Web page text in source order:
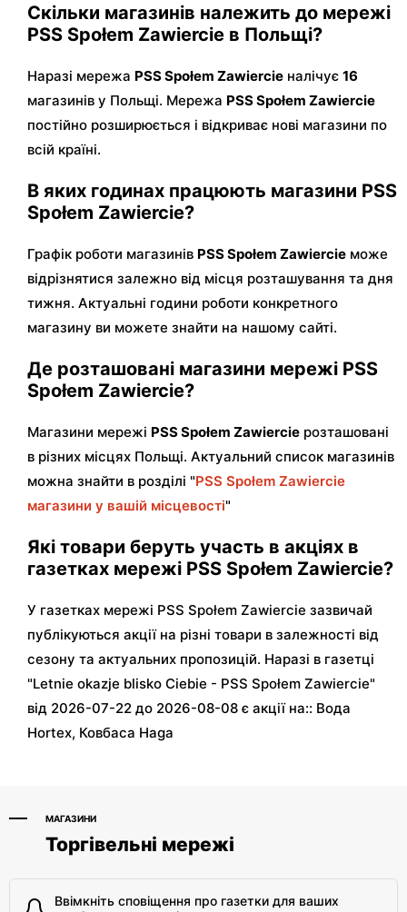
Скільки магазинів належить до мережі
PSS Społem Zawiercie в Польщі?
Наразі мережа PSS Społem Zawiercie налічує 16
магазинів у Польщі. Мережа PSS Społem Zawiercie
постійно розширюється і відкриває нові магазини по
всій країні.
В яких годинах працюють магазини PSS
Społem Zawiercie?
Графік роботи магазинів PSS Społem Zawiercie може
відрізнятися залежно від місця розташування та дня
тижня. Актуальні години роботи конкретного
магазину ви можете знайти на нашому сайті.
Де розташовані магазини мережі PSS
Społem Zawiercie?
Магазини мережі PSS Społem Zawiercie розташовані
в різних місцях Польщі. Актуальний список магазинів
можна знайти в розділі "PSS Społem Zawiercie
магазини у вашій місцевості"
Які товари беруть участь в акціях в
газетках мережі PSS Społem Zawiercie?
У газетках мережі PSS Społem Zawiercie зазвичай
публікуються акції на різні товари в залежності від
сезону та актуальних пропозицій. Наразі в газетці
"Letnie okazje blisko Ciebie - PSS Społem Zawiercie"
від 2026-07-22 до 2026-08-08 є акції на:: Вода
Hortex, Ковбаса Haga
МАГАЗИНИ
Торгівельні мережі
Ввімкніть сповіщення про газетки для ваших